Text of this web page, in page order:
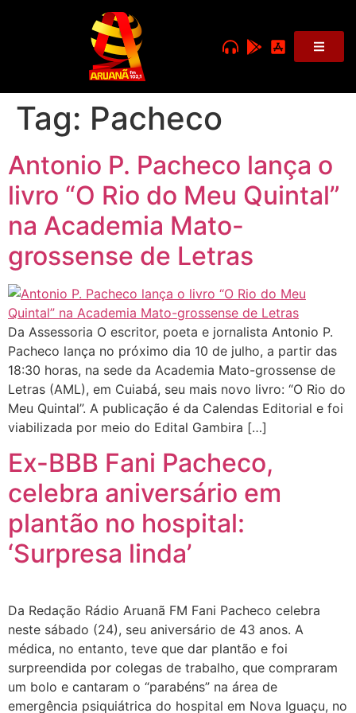
Tag: Pacheco
Antonio P. Pacheco lança o
livro “O Rio do Meu Quintal”
na Academia Mato-
grossense de Letras
Da Assessoria O escritor, poeta e jornalista Antonio P.
Pacheco lança no próximo dia 10 de julho, a partir das
18:30 horas, na sede da Academia Mato-grossense de
Letras (AML), em Cuiabá, seu mais novo livro: “O Rio do
Meu Quintal”. A publicação é da Calendas Editorial e foi
viabilizada por meio do Edital Gambira […]
Ex-BBB Fani Pacheco,
celebra aniversário em
plantão no hospital:
‘Surpresa linda’
Da Redação Rádio Aruanã FM Fani Pacheco celebra
neste sábado (24), seu aniversário de 43 anos. A
médica, no entanto, teve que dar plantão e foi
surpreendida por colegas de trabalho, que compraram
um bolo e cantaram o “parabéns” na área de
emergência psiquiátrica do hospital em Nova Iguaçu, no